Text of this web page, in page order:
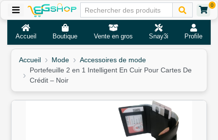
0
Accueil Boutique Vente en gros Snay3i Profile
Accueil Mode
Accessoires de mode
Portefeuille 2 en 1 Intelligent En Cuir Pour Cartes De
Crédit – Noir